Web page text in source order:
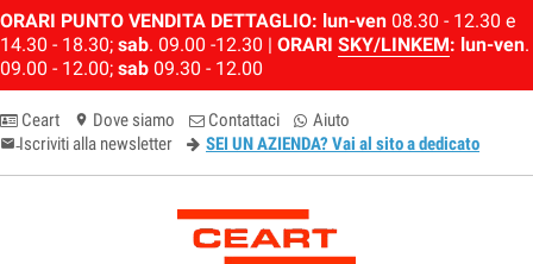
ORARI PUNTO VENDITA DETTAGLIO: lun-ven 08.30 - 12.30 e
14.30 - 18.30; sab. 09.00 -12.30 | ORARI SKY/LINKEM: lun-ven.
09.00 - 12.00; sab 09.30 - 12.00
Ceart location_on Dove siamo Contattaci Aiuto
email-newsletter
Iscriviti alla newsletter SEI UN AZIENDA? Vai al sito a dedicato